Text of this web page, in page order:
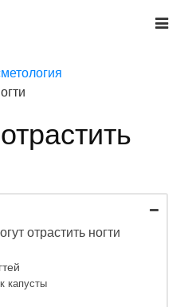
отрастить ногти
капусты